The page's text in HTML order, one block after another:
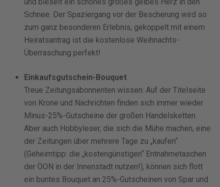
Schnee. Der Spaziergang vor der Bescherung wird so
zum ganz besonderen Erlebnis, gekoppelt mit einem
Heiratsantrag ist die kostenlose Weihnachts-
Überraschung perfekt!
Einkaufsgutschein-Bouquet
Treue Zeitungsabonnenten wissen: Auf der Titelseite
von Krone und Nachrichten finden sich immer wieder
Minus-25%-Gutscheine der großen Handelsketten.
Aber auch Hobbyleser, die sich die Mühe machen, eine
der Zeitungen über mehrere Tage zu „kaufen“
(Geheimtipp: die „kostengünstigen“ Entnahmetaschen
der ÖON in der Innenstadt nutzen!), können sich flott
ein buntes Bouquet an 25%-Gutscheinen von Spar und